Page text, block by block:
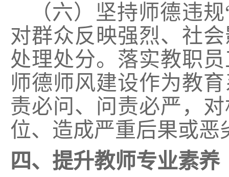
（六）坚持师德违
对群众反映强烈、社
处理处分。落实教职
师德师风建设作为教
责必问、问责必严，
位、造成严重后果或
四、提升教师专业素养